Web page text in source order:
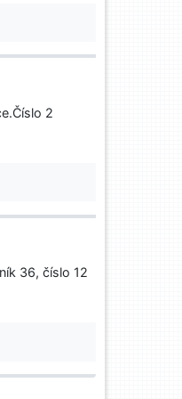
2
36, číslo 12